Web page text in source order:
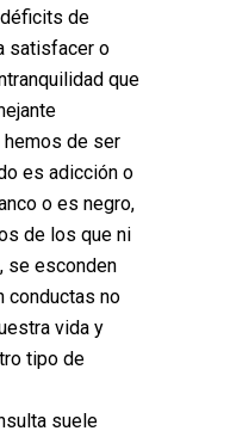
de
satisfacer o
que
hemos de ser
es adicción o
o es negro,
de los que ni
se esconden
conductas no
vida y
tipo de
suele